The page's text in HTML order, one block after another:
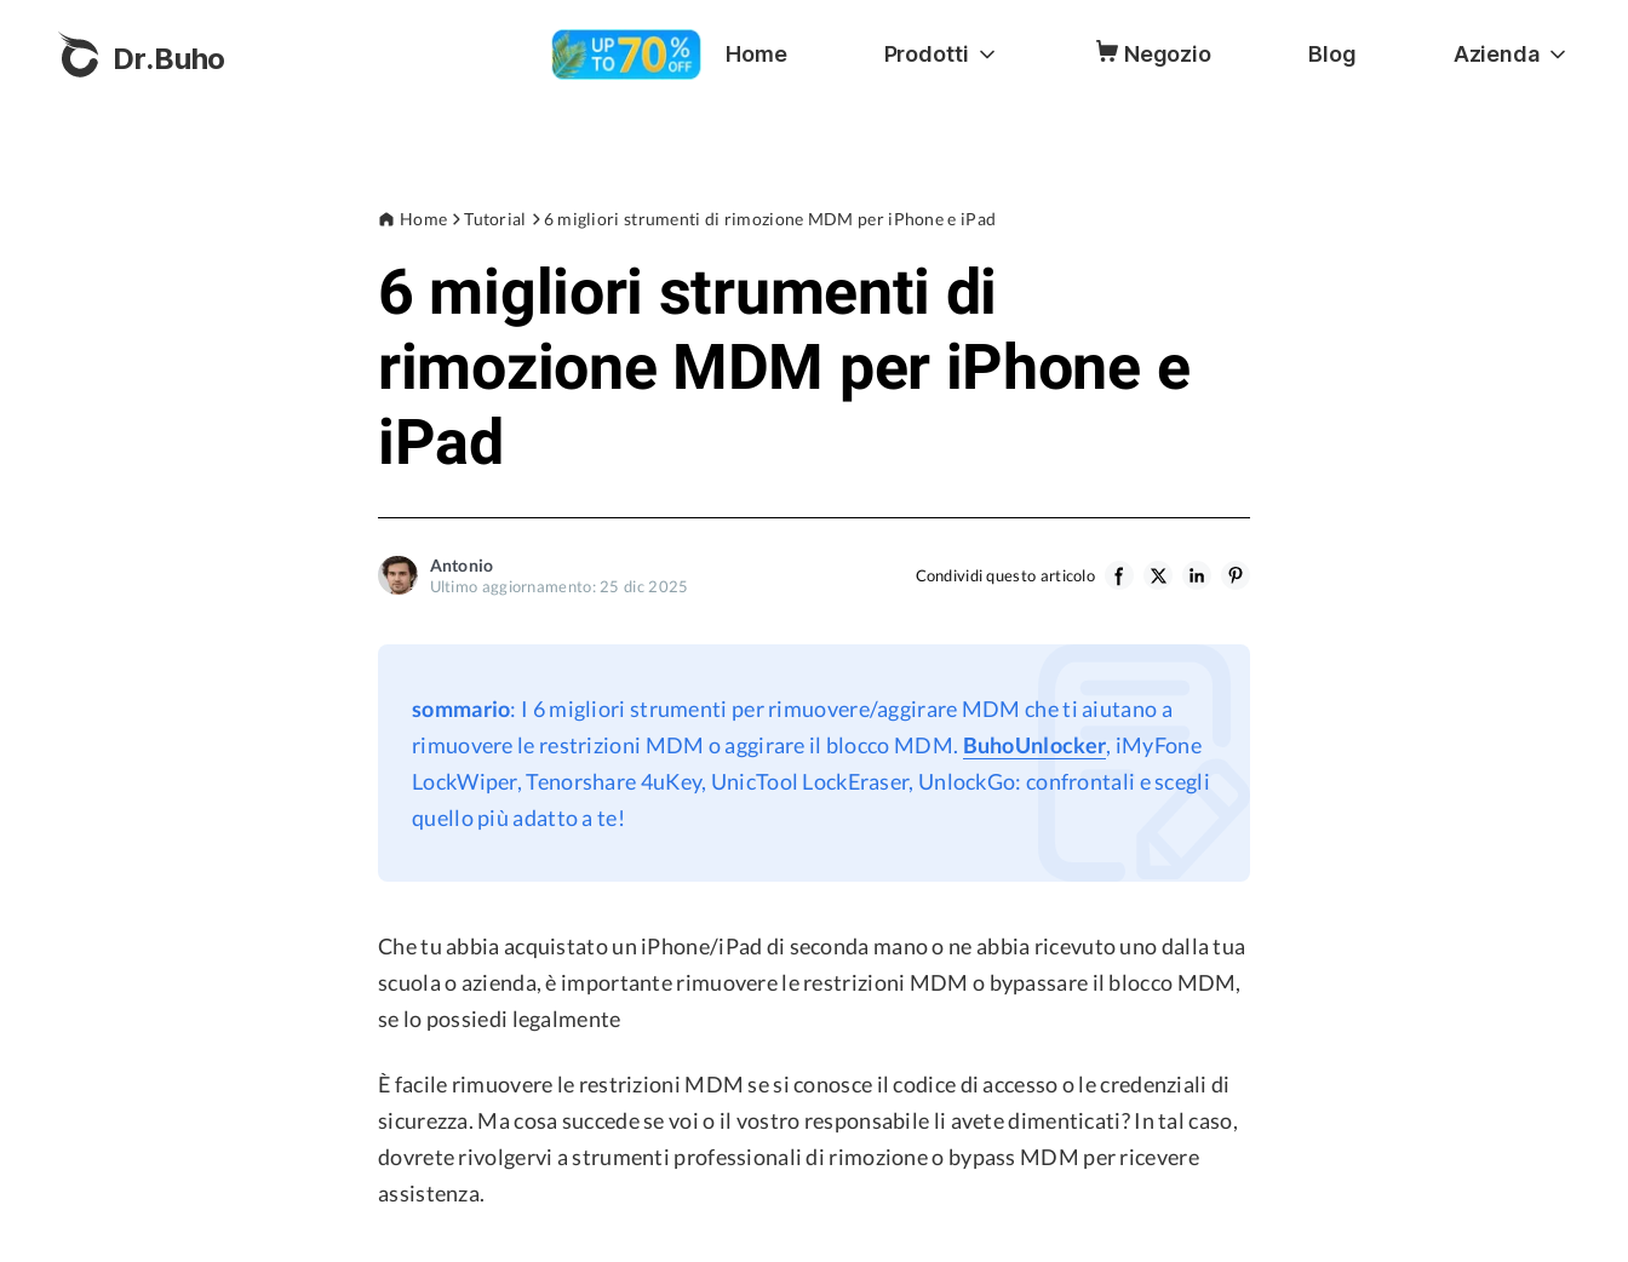
Dr.Buho Home Prodotti Negozio Blog Azienda
Home Tutorial 6 migliori strumenti di rimozione MDM per iPhone e iPad
6 migliori strumenti di
rimozione MDM per iPhone e
iPad
Antonio
Ultimo aggiornamento: 25 dic 2025
Condividi questo articolo
sommario: I 6 migliori strumenti per rimuovere/aggirare MDM che ti aiutano a
rimuovere le restrizioni MDM o aggirare il blocco MDM. BuhoUnlocker, iMyFone
LockWiper, Tenorshare 4uKey, UnicTool LockEraser, UnlockGo: confrontali e scegli
quello più adatto a te!
Che tu abbia acquistato un iPhone/iPad di seconda mano o ne abbia ricevuto uno dalla tua
scuola o azienda, è importante rimuovere le restrizioni MDM o bypassare il blocco MDM,
se lo possiedi legalmente
È facile rimuovere le restrizioni MDM se si conosce il codice di accesso o le credenziali di
sicurezza. Ma cosa succede se voi o il vostro responsabile li avete dimenticati? In tal caso,
dovrete rivolgervi a strumenti professionali di rimozione o bypass MDM per ricevere
assistenza.